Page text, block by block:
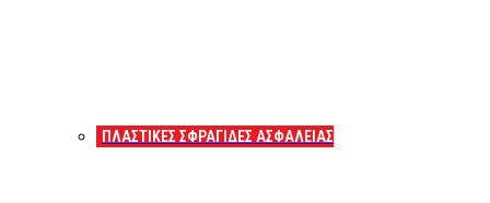
ΠΛΑΣΤΙΚΕΣ ΣΦΡΑΓΙΔΕΣ ΑΣΦΑΛΕΙΑΣ